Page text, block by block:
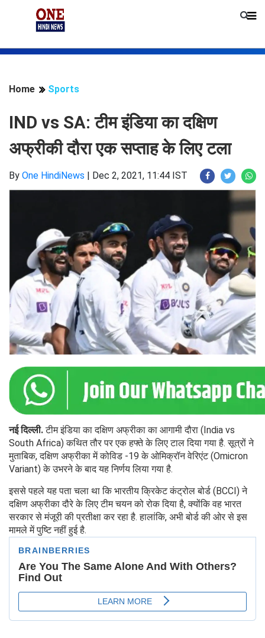
Home Sports
IND vs SA: टीम इंडिया का दक्षिण
अफ्रीकी दौरा एक सप्ताह के लिए टला
By One HindiNews | Dec 2, 2021, 11:44 IST
नई दिल्ली.टीम इंडिया का दक्षिण अफ्रीका का आगामी दौरा (India vs
South Africa) कथित तौर पर एक हफ्ते के लिए टाल दिया गया है. सूत्रों ने
मुताबिक, दक्षिण अफ्रीका में कोविड -19 के ओमिक्रॉन वेरिएंट (Omicron
Variant) के उभरने के बाद यह निर्णय लिया गया है.
इससे पहले यह पता चला था कि भारतीय क्रिकेट कंट्रोल बोर्ड (BCCI) ने
दक्षिण अफ्रीका दौरे के लिए टीम चयन को रोक दिया है, क्योंकि वह भारत
सरकार से मंजूरी की प्रतीक्षा कर रहा है. हालांकि, अभी बोर्ड की ओर से इस
मामले में पुष्टि नहीं हुई है.